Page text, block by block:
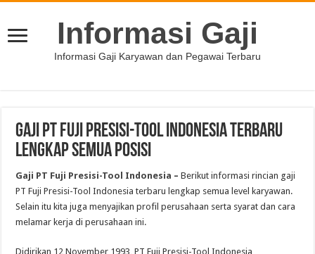
Informasi Gaji
Informasi Gaji Karyawan dan Pegawai Terbaru
Gaji PT Fuji Presisi-Tool Indonesia Terbaru
Lengkap Semua Posisi
Gaji PT Fuji Presisi-Tool Indonesia – Berikut informasi rincian gaji
PT Fuji Presisi-Tool Indonesia terbaru lengkap semua level karyawan.
Selain itu kita juga menyajikan profil perusahaan serta syarat dan cara
melamar kerja di perusahaan ini.
Didirikan 12 November 1993, PT Fuji Presisi-Tool Indonesia